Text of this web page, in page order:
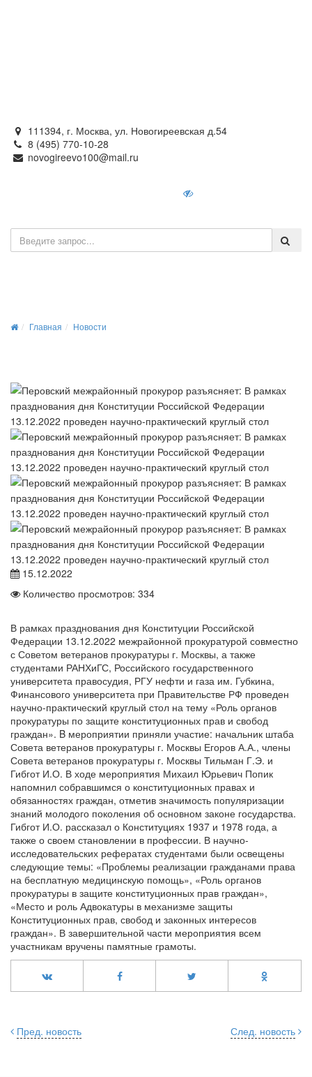
111394, г. Москва, ул. Новогиреевская д.54
8 (495) 770-10-28
novogireevo100@mail.ru
Главная Новости
15.12.2022
Количество просмотров: 334
В рамках празднования дня Конституции Российской
Федерации 13.12.2022 межрайонной прокуратурой совместно
с Советом ветеранов прокуратуры г. Москвы, а также
студентами РАНХиГС, Российского государственного
университета правосудия, РГУ нефти и газа им. Губкина,
Финансового университета при Правительстве РФ проведен
научно-практический круглый стол на тему «Роль органов
прокуратуры по защите конституционных прав и свобод
граждан». B мероприятии приняли участие: начальник штаба
Совета ветеранов прокуратуры г. Москвы Егоров А.А., члены
Совета ветеранов прокуратуры г. Москвы Тильман Г.Э. и
Гибгот И.О. В ходе мероприятия Михаил Юрьевич Попик
напомнил собравшимся о конституционных правах и
обязанностях граждан, отметив значимость популяризации
знаний молодого поколения об основном законе государства.
Гибгот И.О. рассказал о Конституциях 1937 и 1978 года, а
также о своем становлении в профессии. В научно-
исследовательских рефератах студентами были освещены
следующие темы: «Проблемы реализации гражданами права
на бесплатную медицинскую помощь», «Роль органов
прокуратуры в защите конституционных прав граждан»,
«Место и роль Адвокатуры в механизме защиты
Конституционных прав, свобод и законных интересов
граждан». В завершительной части мероприятия всем
участникам вручены памятные грамоты.
След. новость
Пред. новость